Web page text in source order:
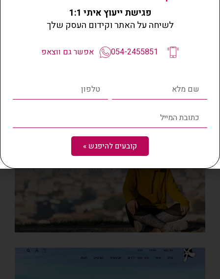
לפרוייקט הקודם לפרויקט הבא
שלנו
פגישת ייעוץ איתי 1:1
לשיחה על האתר וקידום העסק שלך
אפשר גם ווצאפ
קובעים להיפגש »